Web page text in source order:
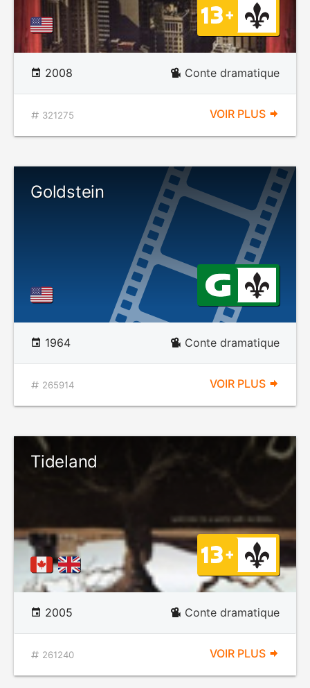
2008 Conte dramatique
321275 VOIR PLUS
Goldstein
1964 Conte dramatique
265914 VOIR PLUS
Tideland
2005 Conte dramatique
261240 VOIR PLUS